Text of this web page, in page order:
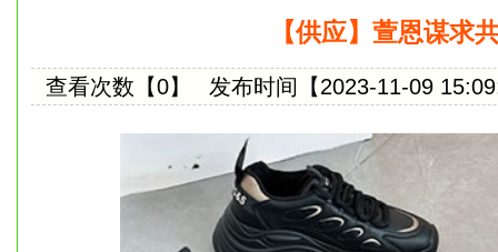
【供应】萱恩谋求
查看次数【0】 发布时间【2023-11-09